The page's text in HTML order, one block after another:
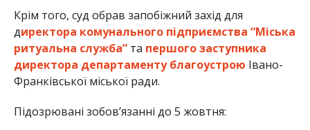
Крім того, суд обрав запобіжний захід для
директора комунального підприємства “Міська
ритуальна служба”та першого заступника
директора департаменту благоустрою Івано-
Франківської міської ради.
Підозрювані зобов’язанні до 5 жовтня: